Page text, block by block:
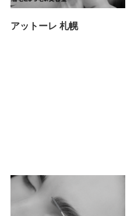
アットーレ 札幌